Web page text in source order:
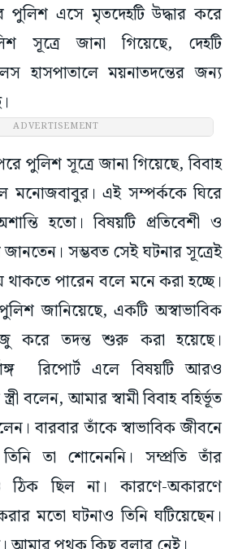
পুলিশ এসে মৃতদেহটি উদ্ধার করে
সূত্রে জানা গিয়েছে, দেহটি
হাসপাতালে ময়নাতদন্তের জন্য
ADVERTISEMENT
পুলিশ সূত্রে জানা গিয়েছে, বিবাহ
মনোজবাবুর। এই সম্পর্ককে ঘিরে
হতো। বিষয়টি প্রতিবেশী ও
সম্ভবত সেই ঘটনার সূত্রেই
থাকতে পারেন বলে মনে করা হচ্ছে।
জানিয়েছে, একটি অস্বাভাবিক
করে তদন্ত শুরু করা হয়েছে।
রিপোর্ট এলে বিষয়টি আরও
বলেন, আমার স্বামী বিবাহ বহির্ভূত
বারবার তাঁকে স্বাভাবিক জীবনে
তা শোনেননি। সম্প্রতি তাঁর
ঠিক ছিল না। কারণে-অকারণে
মতো ঘটনাও তিনি ঘটিয়েছেন।